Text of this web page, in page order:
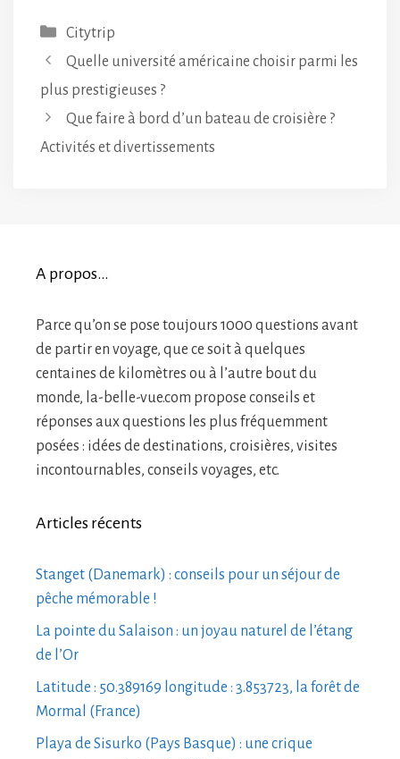
Catégories
Citytrip
Quelle université américaine choisir parmi les
plus prestigieuses ?
Que faire à bord d’un bateau de croisière ?
Activités et divertissements
A propos…
Parce qu’on se pose toujours 1000 questions avant
de partir en voyage, que ce soit à quelques
centaines de kilomètres ou à l’autre bout du
monde, la-belle-vue.com propose conseils et
réponses aux questions les plus fréquemment
posées : idées de destinations, croisières, visites
incontournables, conseils voyages, etc.
Articles récents
Stanget (Danemark) : conseils pour un séjour de
pêche mémorable !
La pointe du Salaison : un joyau naturel de l’étang
de l’Or
Latitude : 50.389169 longitude : 3.853723, la forêt de
Mormal (France)
Playa de Sisurko (Pays Basque) : une crique